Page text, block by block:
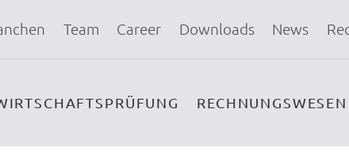
Team Career Downloads News
RECHNUNGSWESEN